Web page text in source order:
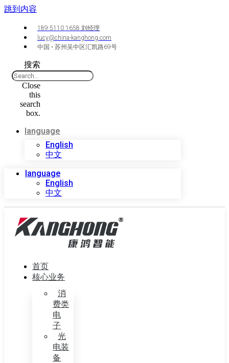
跳到内容
189 5110 1658 刘经理
lucy@china-kanghong.com
中国 • 苏州吴中区汇凯路69号
搜索
Close
this
search
box.
language
English
中文
language
English
中文
首页
核心业务
消
费类
电
子
光
电装
备